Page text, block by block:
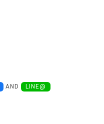
AND LINE@